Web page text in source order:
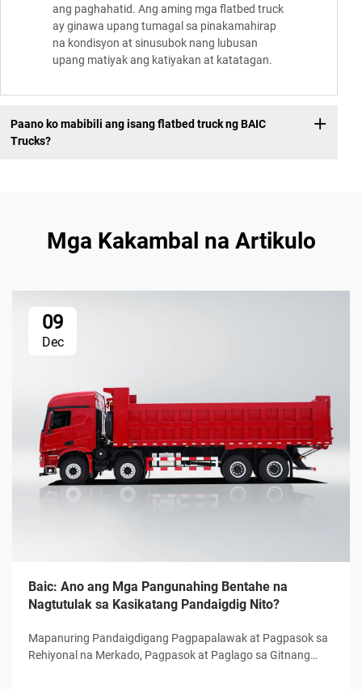
ang paghahatid. Ang aming mga flatbed truck
ay ginawa upang tumagal sa pinakamahirap
na kondisyon at sinusubok nang lubusan
upang matiyak ang katiyakan at katatagan.
Paano ko mabibili ang isang flatbed truck ng BAIC
Trucks?
Mga Kakambal na Artikulo
09
Dec
Baic: Ano ang Mga Pangunahing Bentahe na
Nagtutulak sa Kasikatang Pandaigdig Nito?
Mapanuring Pandaigdigang Pagpapalawak at Pagpasok sa
Rehiyonal na Merkado, Pagpasok at Paglago sa Gitnang